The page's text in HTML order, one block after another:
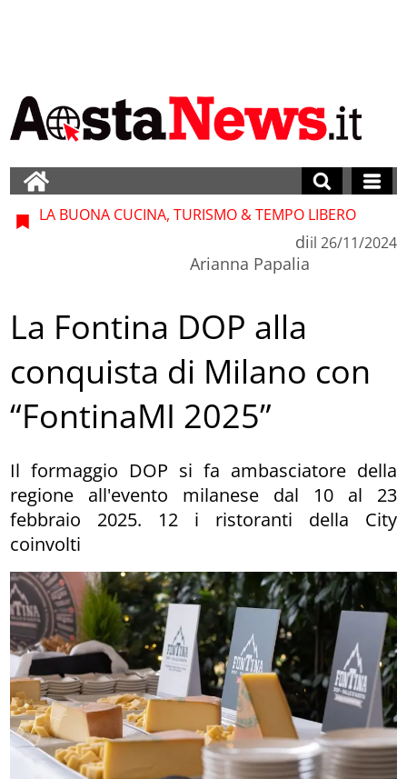
LA BUONA CUCINA, TURISMO & TEMPO LIBERO
di
Arianna Papalia
il 26/11/2024
La Fontina DOP alla
conquista di Milano con
“FontinaMI 2025”
Il formaggio DOP si fa ambasciatore della
regione all'evento milanese dal 10 al 23
febbraio 2025. 12 i ristoranti della City
coinvolti